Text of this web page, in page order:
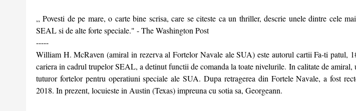
,, Povesti de pe mare, o carte bine scrisa, care se citeste ca un thriller, descrie unele dintre cele
SEAL si de alte forte speciale." - The Washington Post
-----
William H. McRaven (amiral in rezerva al Fortelor Navale ale SUA) este autorul cartii Fa-ti patul,
cariera in cadrul trupelor SEAL, a detinut functii de comanda la toate nivelurile. In calitate de amiral,
tuturor fortelor pentru operatiuni speciale ale SUA. Dupa retragerea din Fortele Navale, a fost
2018. In prezent, locuieste in Austin (Texas) impreuna cu sotia sa, Georgeann.